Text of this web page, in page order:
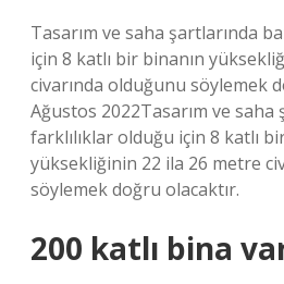
Tasarım ve saha şartlarında
için 8 katlı bir binanın
civarında olduğunu söylemek
Ağustos 2022Tasarım ve saha
farklılıklar olduğu için 8 katlı
yüksekliğinin 22 ila 26 metre
söylemek doğru olacaktır.
200 katlı bina